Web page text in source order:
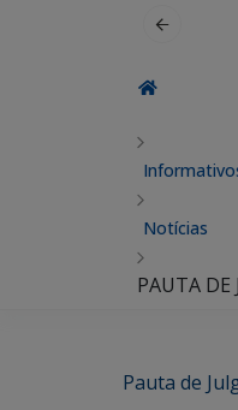
Notícias
PAUTA
Pauta de